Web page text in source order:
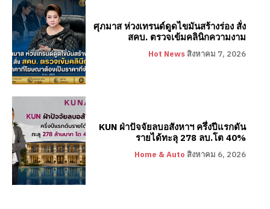
ศุภมาส ห่วงเทรนด์ดูดไขมันสร้างร่อง สั่ง
สคบ. ตรวจเข้มคลินิกความงาม
Hot News สิงหาคม 7, 2026
KUN ฝ่าปัจจัยลบอสังหาฯ ครึ่งปีแรกดัน
รายได้ทะลุ 278 ลบ.โต 40%
Home & Auto สิงหาคม 6, 2026